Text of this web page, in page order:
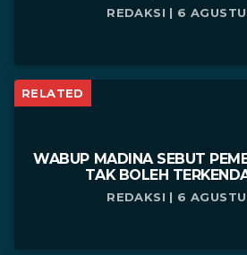
REDAKSI | 6
RELATED
WABUP MADINA SEBUT
TAK BOLEH
REDAKSI | 6